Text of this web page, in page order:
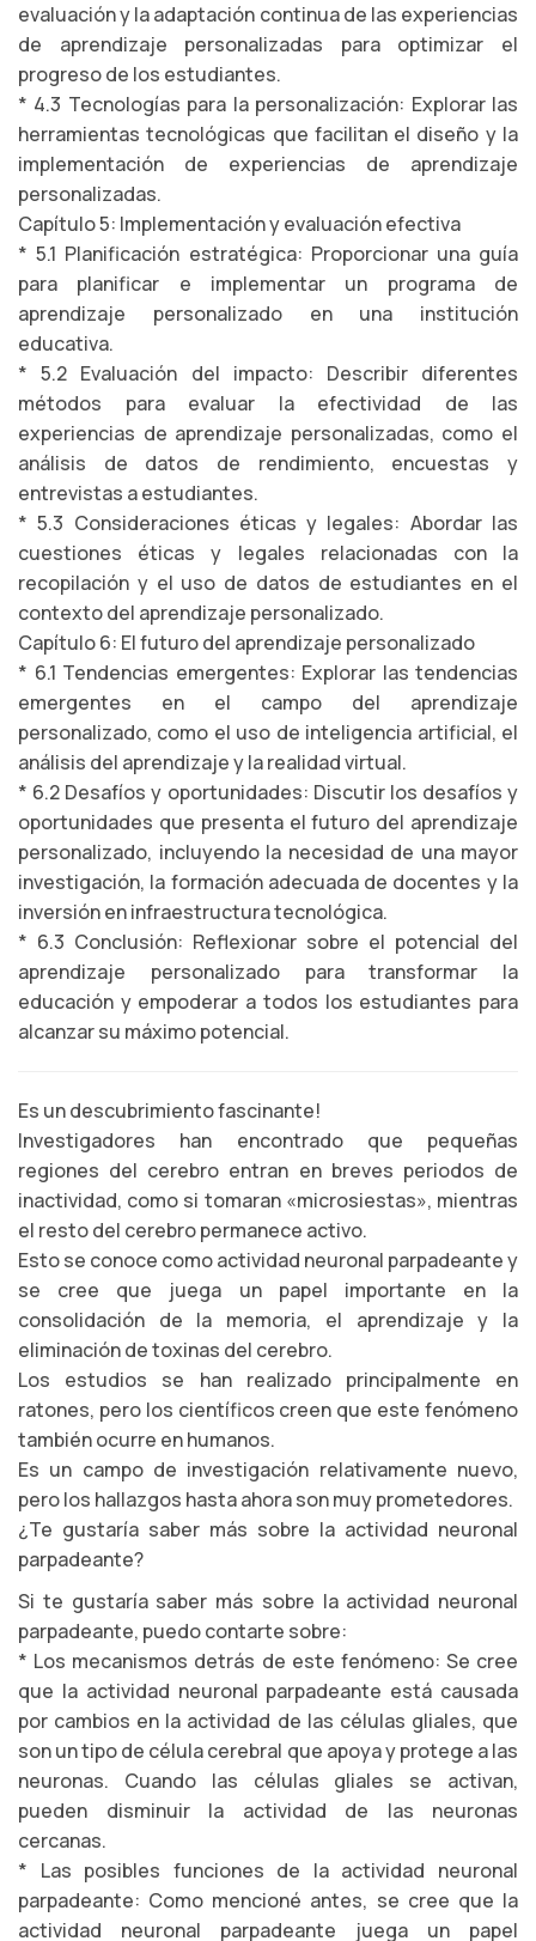
evaluación y la adaptación continua de las experiencias
de aprendizaje personalizadas para optimizar el
progreso de los estudiantes.
* 4.3 Tecnologías para la personalización: Explorar las
herramientas tecnológicas que facilitan el diseño y la
implementación de experiencias de aprendizaje
personalizadas.
Capítulo 5: Implementación y evaluación efectiva
* 5.1 Planificación estratégica: Proporcionar una guía
para planificar e implementar un programa de
aprendizaje personalizado en una institución
educativa.
* 5.2 Evaluación del impacto: Describir diferentes
métodos para evaluar la efectividad de las
experiencias de aprendizaje personalizadas, como el
análisis de datos de rendimiento, encuestas y
entrevistas a estudiantes.
* 5.3 Consideraciones éticas y legales: Abordar las
cuestiones éticas y legales relacionadas con la
recopilación y el uso de datos de estudiantes en el
contexto del aprendizaje personalizado.
Capítulo 6: El futuro del aprendizaje personalizado
* 6.1 Tendencias emergentes: Explorar las tendencias
emergentes en el campo del aprendizaje
personalizado, como el uso de inteligencia artificial, el
análisis del aprendizaje y la realidad virtual.
* 6.2 Desafíos y oportunidades: Discutir los desafíos y
oportunidades que presenta el futuro del aprendizaje
personalizado, incluyendo la necesidad de una mayor
investigación, la formación adecuada de docentes y la
inversión en infraestructura tecnológica.
* 6.3 Conclusión: Reflexionar sobre el potencial del
aprendizaje personalizado para transformar la
educación y empoderar a todos los estudiantes para
alcanzar su máximo potencial.
Es un descubrimiento fascinante!
Investigadores han encontrado que pequeñas
regiones del cerebro entran en breves periodos de
inactividad, como si tomaran «microsiestas», mientras
el resto del cerebro permanece activo.
Esto se conoce como actividad neuronal parpadeante y
se cree que juega un papel importante en la
consolidación de la memoria, el aprendizaje y la
eliminación de toxinas del cerebro.
Los estudios se han realizado principalmente en
ratones, pero los científicos creen que este fenómeno
también ocurre en humanos.
Es un campo de investigación relativamente nuevo,
pero los hallazgos hasta ahora son muy prometedores.
¿Te gustaría saber más sobre la actividad neuronal
parpadeante?
Si te gustaría saber más sobre la actividad neuronal
parpadeante, puedo contarte sobre:
* Los mecanismos detrás de este fenómeno: Se cree
que la actividad neuronal parpadeante está causada
por cambios en la actividad de las células gliales, que
son un tipo de célula cerebral que apoya y protege a las
neuronas. Cuando las células gliales se activan,
pueden disminuir la actividad de las neuronas
cercanas.
* Las posibles funciones de la actividad neuronal
parpadeante: Como mencioné antes, se cree que la
actividad neuronal parpadeante juega un papel